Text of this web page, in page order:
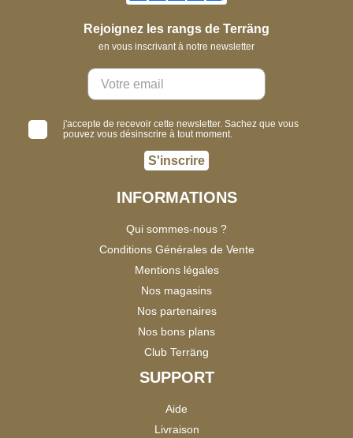
Rejoignez les rangs de Terräng
en vous inscrivant à notre newsletter
j'accepte de recevoir cette newsletter. Sachez que vous
pouvez vous désinscrire à tout moment.
S'inscrire
INFORMATIONS
Qui sommes-nous ?
Conditions Générales de Vente
Mentions légales
Nos magasins
Nos partenaires
Nos bons plans
Club Terräng
SUPPORT
Aide
Livraison